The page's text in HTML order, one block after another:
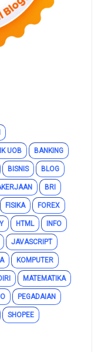
UOB BANKING
BISNIS BLOG
BRI
FISIKA FOREX
HTML INFO
JAVASCRIPT
KOMPUTER
MATEMATIKA
PEGADAIAN
SHOPEE